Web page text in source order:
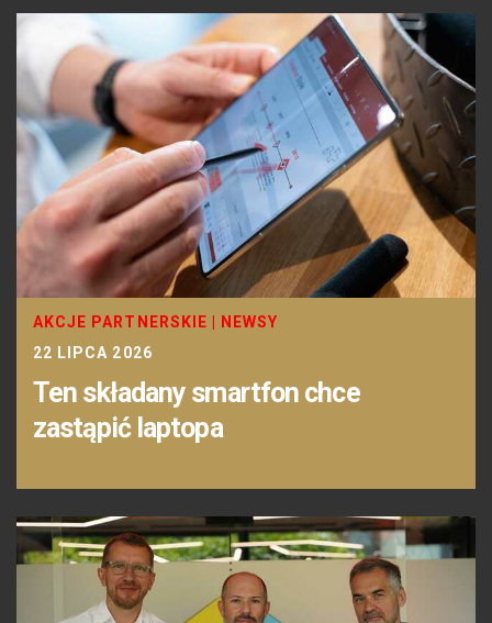
AKCJE PARTNERSKIE
NEWSY
22 LIPCA 2026
Ten składany smartfon chce
zastąpić laptopa